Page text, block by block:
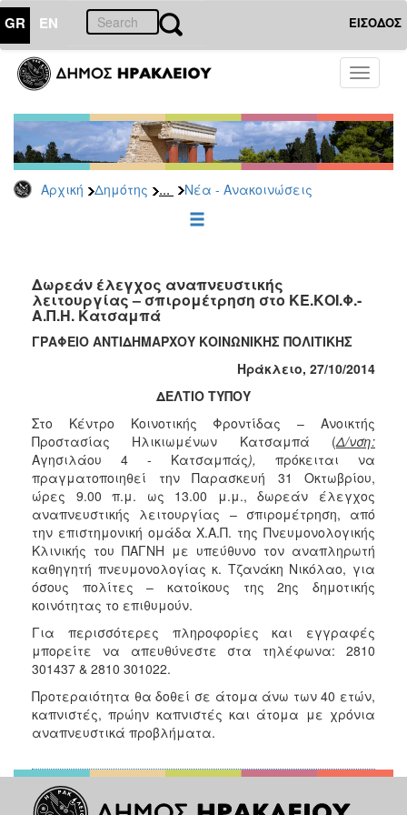
GR EN ΕΙΣΟΔΟΣ
Toggle
Αρχική Δημότης ... Νέα - Ανακοινώσεις
ΔΗΜΟΤΗΣ
Πολιτική
Νέα
-
Ανακοινώσεις
Οικονομική
Αδυναμία
&
Φυσικές
Φροντίδας
(Κ.Α.Π.Η.)
Κέντρα
Δημιουργικής
Απασχόλησης
Παιδιών
(Κ.Δ.Α.Π.)
Κέντρα
Ημερήσιας
Φροντίδας
(Κ.Η.Φ.Η.)
Κ.Δ.Α.Π.Α.μεΑ.
Αδειοδότηση
&
Έλεγχος
Σταθμών
Δημοτικό
Ιατρείο
Δωρεάν έλεγχος αναπνευστικής
λειτουργίας – σπιρομέτρηση στο ΚΕ.ΚΟΙ.Φ.-
Α.Π.Η. Κατσαμπά
ΓΡΑΦΕΙΟ ΑΝΤΙΔΗΜΑΡΧΟΥ ΚΟΙΝΩΝΙΚΗΣ ΠΟΛΙΤΙΚΗΣ
Ηράκλειο, 27/10/2014
ΔΕΛΤΙΟ ΤΥΠΟΥ
Στο Κέντρο Κοινοτικής Φροντίδας – Ανοικτής
Προστασίας Ηλικιωμένων Κατσαμπά (Δ/νση:
Αγησιλάου 4 - Κατσαμπάς), πρόκειται να
πραγματοποιηθεί την Παρασκευή 31 Οκτωβρίου,
ώρες 9.00 π.μ. ως 13.00 μ.μ., δωρεάν έλεγχος
αναπνευστικής λειτουργίας – σπιρομέτρηση, από
την επιστημονική ομάδα Χ.Α.Π. της Πνευμονολογικής
Κλινικής του ΠΑΓΝΗ με υπεύθυνο τον αναπληρωτή
καθηγητή πνευμονολογίας κ. Τζανάκη Νικόλαο, για
όσους πολίτες – κατοίκους της 2ης δημοτικής
κοινότητας το επιθυμούν.
Για περισσότερες πληροφορίες και εγγραφές
μπορείτε να απευθύνεστε στα τηλέφωνα: 2810
301437 & 2810 301022.
Προτεραιότητα θα δοθεί σε άτομα άνω των 40 ετών,
καπνιστές, πρώην καπνιστές και άτομα με χρόνια
αναπνευστικά προβλήματα.